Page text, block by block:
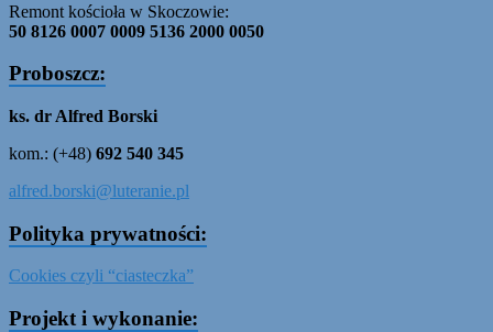
Remont kościoła w Skoczowie:
50 8126 0007 0009 5136 2000 0050
Proboszcz:
ks. dr Alfred Borski
kom.: (+48) 692 540 345
alfred.borski@luteranie.pl
Polityka prywatności:
Cookies czyli “ciasteczka”
Projekt i wykonanie: